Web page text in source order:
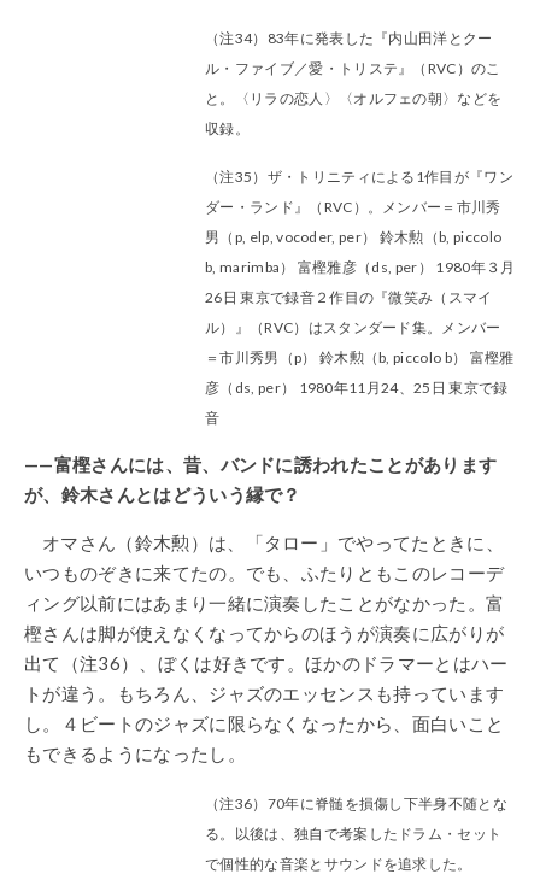
（注34）83年に発表した『内山田洋とクー
ル・ファイブ／愛・トリステ』（RVC）のこ
と。〈リラの恋人〉〈オルフェの朝〉などを
収録。
（注35）ザ・トリニティによる1作目が『ワン
ダー・ランド』（RVC）。メンバー＝市川秀
男（p, elp, vocoder, per） 鈴木勲（b, piccolo
b, marimba） 富樫雅彦（ds, per） 1980年３月
26日 東京で録音２作目の『微笑み（スマイ
ル）』（RVC）はスタンダード集。メンバー
＝市川秀男（p） 鈴木勲（b, piccolo b） 富樫雅
彦（ds, per） 1980年11月24、25日 東京で録
音
——富樫さんには、昔、バンドに誘われたことがあります
が、鈴木さんとはどういう縁で？
オマさん（鈴木勲）は、「タロー」でやってたときに、
いつものぞきに来てたの。でも、ふたりともこのレコーデ
ィング以前にはあまり一緒に演奏したことがなかった。富
樫さんは脚が使えなくなってからのほうが演奏に広がりが
出て（注36）、ぼくは好きです。ほかのドラマーとはハー
トが違う。もちろん、ジャズのエッセンスも持っています
し。４ビートのジャズに限らなくなったから、面白いこと
もできるようになったし。
（注36）70年に脊髄を損傷し下半身不随とな
る。以後は、独自で考案したドラム・セット
で個性的な音楽とサウンドを追求した。